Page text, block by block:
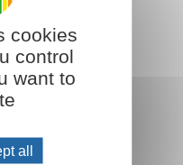
cookies
control
want to
all